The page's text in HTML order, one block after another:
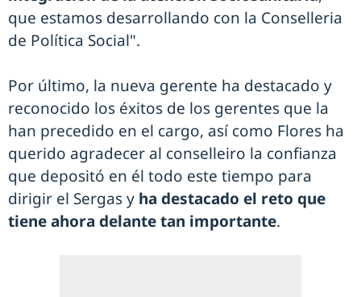
que estamos desarrollando con la Conselleria
de Política Social".
Por último, la nueva gerente ha destacado y
reconocido los éxitos de los gerentes que la
han precedido en el cargo, así como Flores ha
querido agradecer al conselleiro la confianza
que depositó en él todo este tiempo para
dirigir el Sergas y ha destacado el reto que
tiene ahora delante tan importante.